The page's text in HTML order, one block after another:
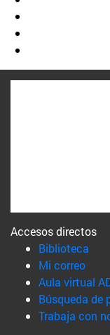
Accesos directos
Biblioteca
Mi correo
Aula virtual
Búsqueda de
Trabaja con